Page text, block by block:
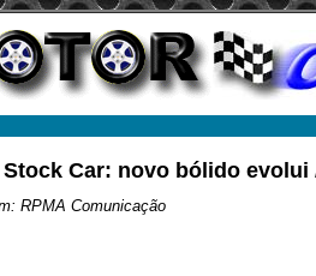
Stock Car: novo bólido
RPMA Comunicação